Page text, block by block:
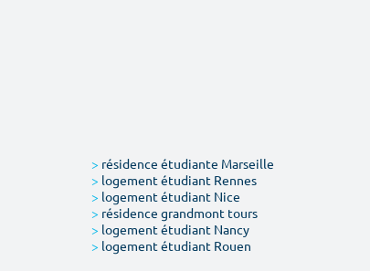
> résidence étudiante Marseille
> logement étudiant Rennes
> logement étudiant Nice
> résidence grandmont tours
> logement étudiant Nancy
> logement étudiant Rouen